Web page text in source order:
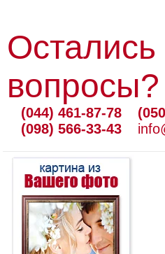
Остались
вопросы?
(044) 461-87-78
(098) 566-33-43